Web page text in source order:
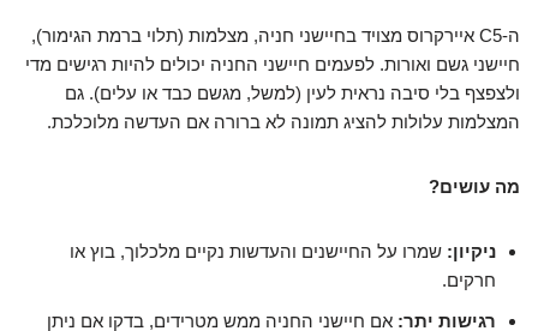
ה-C5 איירקרוס מצויד בחיישני חניה, מצלמות (תלוי ברמת הגימור),
חיישני גשם ואורות. לפעמים חיישני החניה יכולים להיות רגישים מדי
ולצפצף בלי סיבה נראית לעין (למשל, מגשם כבד או עלים). גם
המצלמות עלולות להציג תמונה לא ברורה אם העדשה מלוכלכת.
מה עושים?
ניקיון: שמרו על החיישנים והעדשות נקיים מלכלוך, בוץ או
חרקים.
רגישות יתר: אם חיישני החניה ממש מטרידים, בדקו אם ניתן